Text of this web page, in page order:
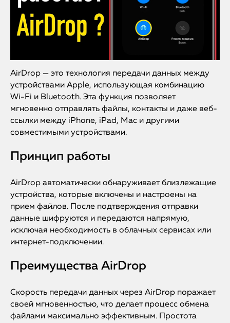
AirDrop — это технология передачи данных между
устройствами Apple, использующая комбинацию
Wi-Fi и Bluetooth. Эта функция позволяет
мгновенно отправлять файлы, контакты и даже веб-
ссылки между iPhone, iPad, Mac и другими
совместимыми устройствами.
Принцип работы
AirDrop автоматически обнаруживает близлежащие
устройства, которые включены и настроены на
прием файлов. После подтверждения отправки
данные шифруются и передаются напрямую,
исключая необходимость в облачных сервисах или
интернет-подключении.
Преимущества AirDrop
Скорость передачи данных через AirDrop поражает
своей мгновенностью, что делает процесс обмена
файлами максимально эффективным. Простота